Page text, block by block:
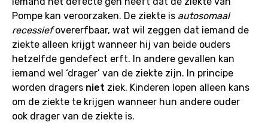
de
ziekte
van
Pompe?
Pompe kan veroorzaken. De ziekte is autosomaal
recessiefovererfbaar, wat wil zeggen dat iemand de
ziekte alleen krijgt wanneer hij van beide ouders
hetzelfde gendefect erft. In andere gevallen kan
iemand wel ‘drager’ van de ziekte zijn. In principe
worden dragers niet ziek. Kinderen lopen alleen kans
om de ziekte te krijgen wanneer hun andere ouder
ook drager van de ziekte is.